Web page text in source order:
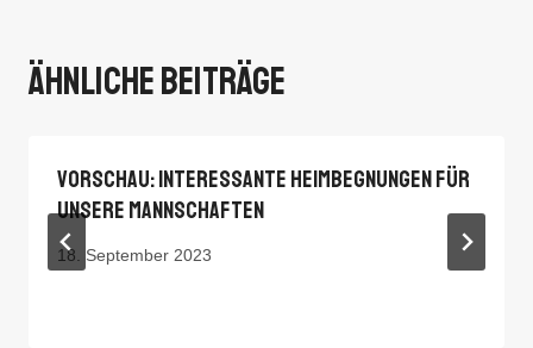
Ähnliche Beiträge
Vorschau: Interessante Heimbegnungen Für
Unsere Mannschaften
18. September 2023